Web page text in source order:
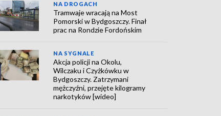
NA DROGACH
Tramwaje wracają na Most
Pomorski w Bydgoszczy. Finał
prac na Rondzie Fordońskim
NA SYGNALE
Akcja policji na Okolu,
Wilczaku i Czyżkówku w
Bydgoszczy. Zatrzymani
mężczyźni, przejęte kilogramy
narkotyków [wideo]